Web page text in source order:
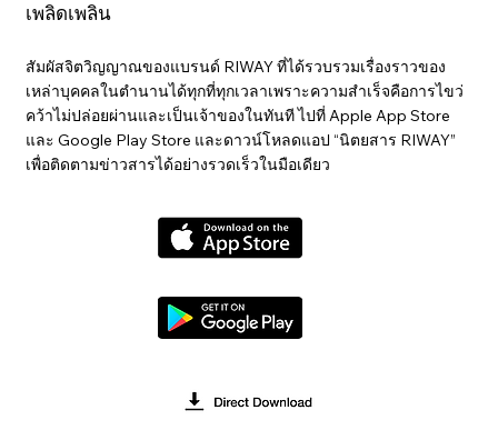
เพลิดเพลิน
สัมผัสจิตวิญญาณของแบรนด์ RIWAY ที่ได้รวบรวมเรื่องราวของ
เหล่าบุคคลในตำนานได้ทุกที่ทุกเวลาเพราะความสำเร็จคือการไขว่
คว้าไม่ปล่อยผ่านและเป็นเจ้าของในทันที ไปที่ Apple App Store
และ Google Play Store และดาวน์โหลดแอป “นิตยสาร RIWAY”
เพื่อติดตามข่าวสารได้อย่างรวดเร็วในมือเดียว